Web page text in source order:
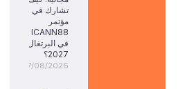
تشارك في
مؤتمر
ICANN88
في البرتغال
2027؟
07/08/2026